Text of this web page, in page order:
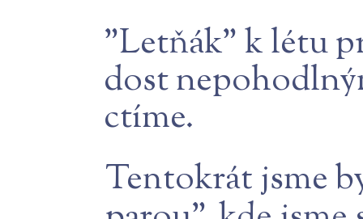
"Letňák" k létu
dost
ctíme.
Tentokrát jsme